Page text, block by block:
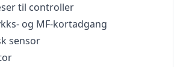
til controller
og MF-kortadgang
sensor